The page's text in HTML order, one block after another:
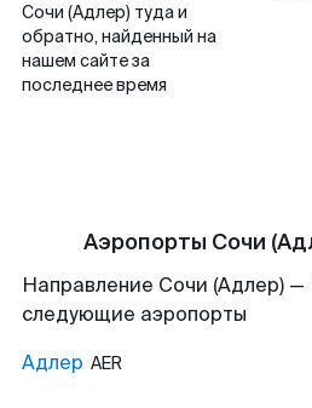
Сочи (Адлер) туда и
обратно, найденный на
нашем сайте за
последнее время
Аэропорты Сочи
Направление Сочи (Адлер)
следующие аэропорты
Адлер AER